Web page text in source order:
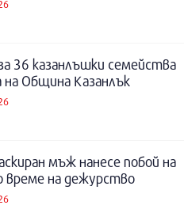
36 казанлъшки семейства
на Община Казанлък
мъж нанесе побой на
време на дежурство